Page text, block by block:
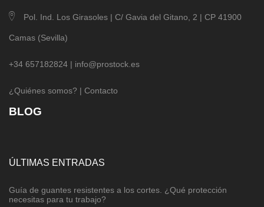
Pol. Ind. Los Girasoles | C/ Gavia del Gitano, 2 | CP 41900
Camas (Sevilla)
+34 657182824 | info@prostock.es
¿Quiénes somos? | Contacto
BLOG
ÚLTIMAS ENTRADAS
Guía de guantes resistentes a los cortes. ¿Qué protección
necesitas para tu trabajo?